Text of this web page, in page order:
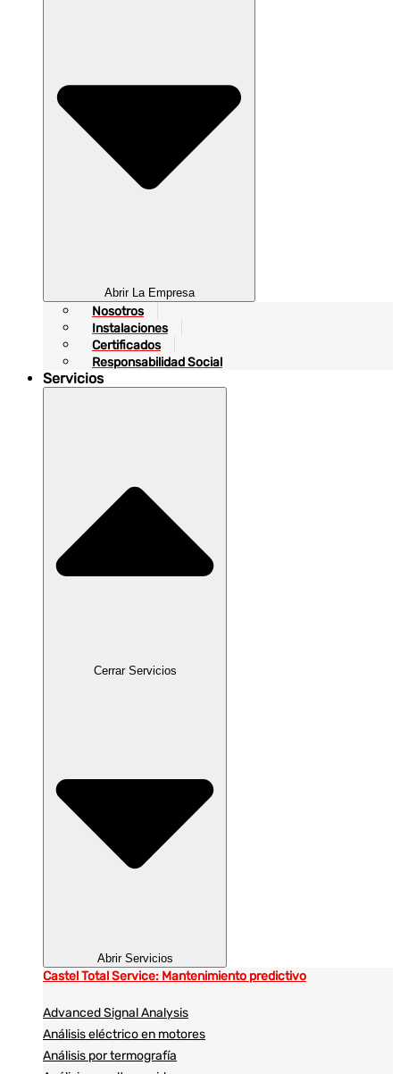
Abrir La Empresa
Nosotros
Instalaciones
Certificados
Responsabilidad Social
Servicios
Cerrar Servicios
Abrir Servicios
Castel Total Service: Mantenimiento predictivo
Advanced Signal Analysis
Análisis eléctrico en motores
Análisis por termografía